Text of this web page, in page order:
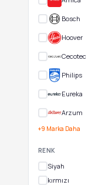
Bosch
Hoover
Cecotec
Philips
Eureka
Arzum
+9 Marka Daha
RENK
Siyah
kırmızı